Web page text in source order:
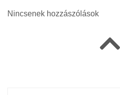
Nincsenek hozzászólások